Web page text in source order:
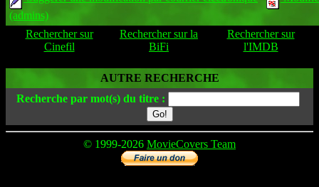
(admins)
Rechercher sur
Cinefil
Rechercher sur la
BiFi
Rechercher sur
l'IMDB
AUTRE RECHERCHE
Recherche par mot(s) du titre :
© 1999-2026 MovieCovers Team